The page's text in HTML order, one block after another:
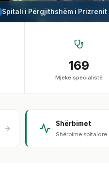
Spitali i Përgjithshëm i Prizrenit
169
Mjekë specialistë
Shërbimet
Shërbime spitalore